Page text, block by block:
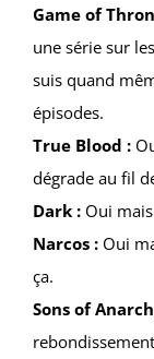
Game of
une série sur
suis quand
épisodes.
True Blood :
dégrade au fil
Dark :Oui
Narcos :Oui
ça.
Sons of